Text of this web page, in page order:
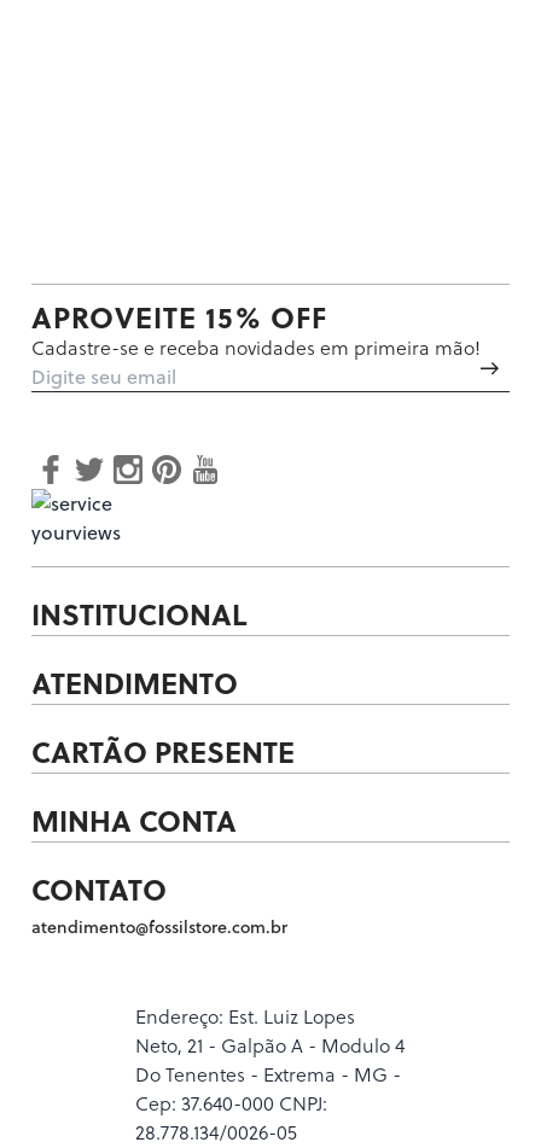
APROVEITE 15% OFF
Cadastre-se e receba novidades em primeira mão!
INSTITUCIONAL
ATENDIMENTO
CARTÃO PRESENTE
MINHA CONTA
CONTATO
atendimento@fossilstore.com.br
Endereço: Est. Luiz Lopes
Neto, 21 - Galpão A - Modulo 4
Do Tenentes - Extrema - MG -
Cep: 37.640-000 CNPJ:
28.778.134/0026-05